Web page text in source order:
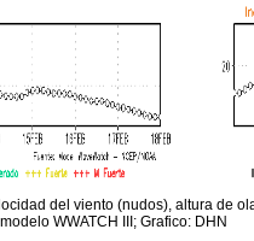
del viento (nudos), altura de
WWATCH III; Grafico: DHN